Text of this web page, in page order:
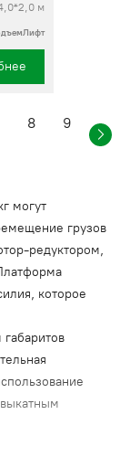
м
8
9
могут
грузов
редуктором,
которое